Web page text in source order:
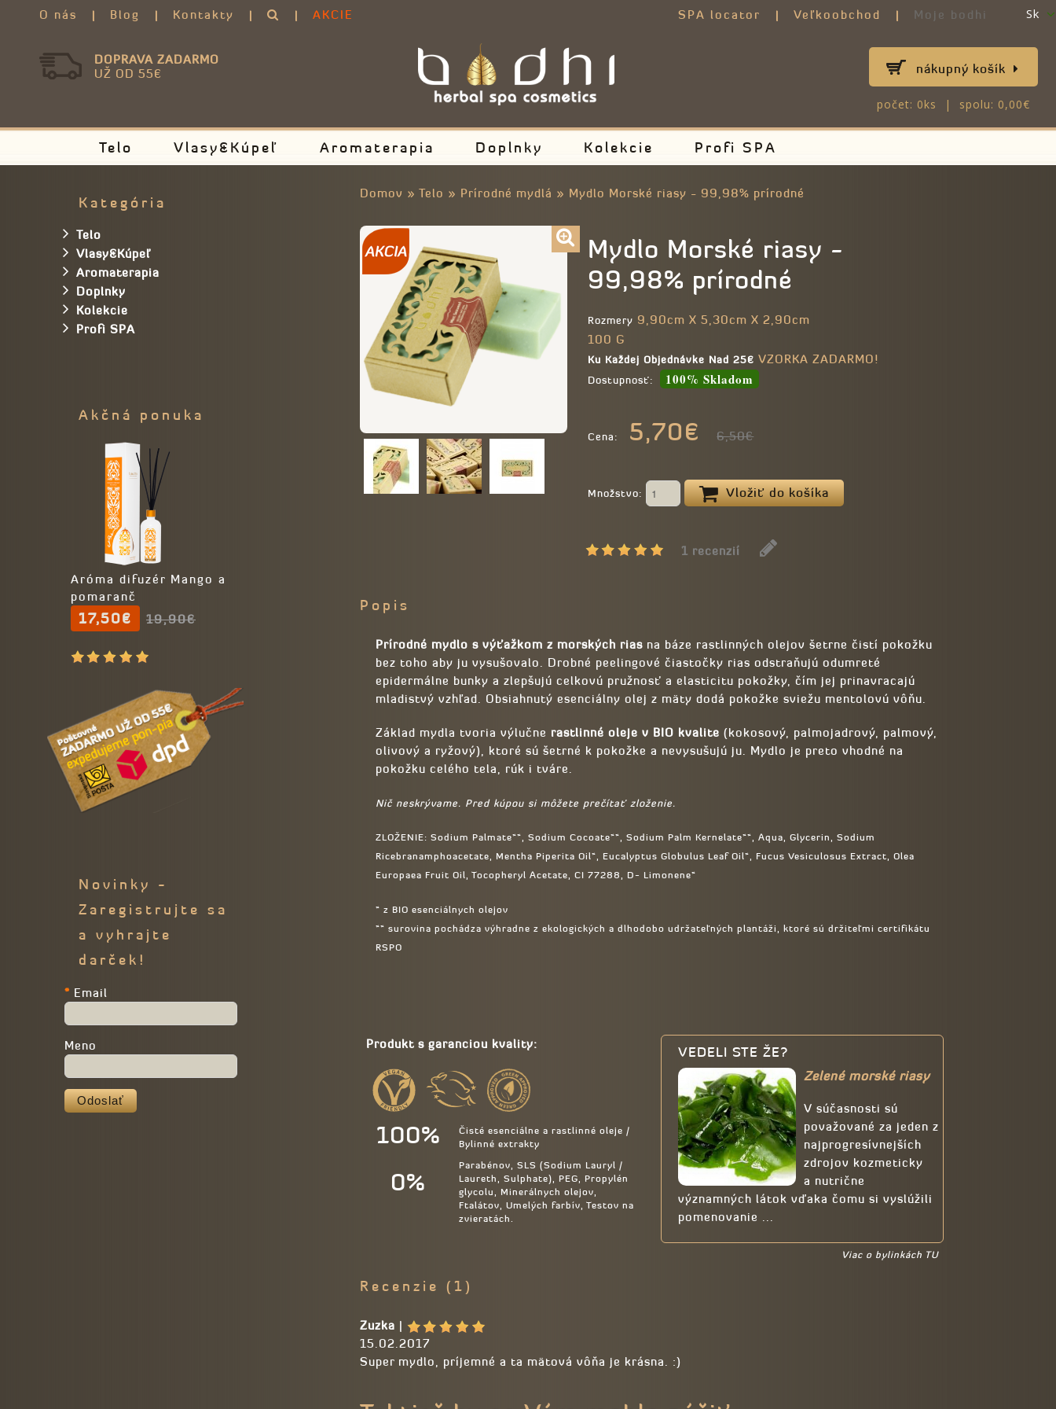
Sk
O nás Blog Kontakty AKCIE SPA locator Veľkoobchod Moje bodhi
DOPRAVA ZADARMO
UŽ OD 55€
nákupný košík
počet: 0ks | spolu: 0,00€
Telo Vlasy&Kúpeľ Aromaterapia Doplnky Kolekcie Profi SPA
Domov »Telo » Prírodné mydlá » Mydlo Morské riasy - 99,98% prírodné
Mydlo Morské riasy -
99,98% prírodné
Rozmery 9,90cm X 5,30cm X 2,90cm
100 G
Ku Každej Objednávke Nad 25€VZORKA ZADARMO!
Dostupnosť: 100% Skladom
Cena: 5,70€ 6,50€
Množstvo: Vložiť do košíka
1 recenzií
Popis
Prírodné mydlo s výťažkom z morských rias na báze rastlinných olejov šetrne čistí pokožku
bez toho aby ju vysušovalo. Drobné peelingové čiastočky rias odstraňujú odumreté
epidermálne bunky a zlepšujú celkovú pružnosť a elasticitu pokožky, čím jej prinavracajú
mladistvý vzhľad. Obsiahnutý esenciálny olej z mäty dodá pokožke sviežu mentolovú vôňu.
Základ mydla tvoria výlučne rastlinné oleje v BIO kvalite (kokosový, palmojadrový, palmový,
olivový a ryžový), ktoré sú šetrné k pokožke a nevysušujú ju. Mydlo je preto vhodné na
pokožku celého tela, rúk i tváre.
Nič neskrývame. Pred kúpou si môžete prečítať zloženie.
ZLOŽENIE: Sodium Palmate**, Sodium Cocoate**, Sodium Palm Kernelate**, Aqua, Glycerin, Sodium
Ricebranamphoacetate, Mentha Piperita Oil*, Eucalyptus Globulus Leaf Oil*, Fucus Vesiculosus Extract, Olea
Europaea Fruit Oil, Tocopheryl Acetate, CI 77288, D- Limonene*
* z BIO esenciálnych olejov
** surovina pochádza výhradne z ekologických a dlhodobo udržateľných plantáži, ktoré sú držiteľmi certifikátu
RSPO
Produkt s garanciou kvality:
100%
Čisté esenciálne a rastlinné oleje /
Bylinné extrakty
0%
Parabénov, SLS (Sodium Lauryl /
Laureth, Sulphate), PEG, Propylén
glycolu, Minerálnych olejov,
Ftalátov, Umelých farbív, Testov na
zvieratách.
VEDELI STE ŽE?
Zelené morské riasy
V súčasnosti sú
považované za jeden z
najprogresívnejších
zdrojov kozmeticky
a nutrične
významných látok vďaka čomu si vyslúžili
pomenovanie ...
Viac o bylinkách TU
Recenzie (1)
Zuzka |
15.02.2017
Super mydlo, príjemné a ta mätová vôňa je krásna. :)
Kategória
Telo
Vlasy&Kúpeľ
Aromaterapia
Doplnky
Kolekcie
Profi SPA
Akčná ponuka
Aróma difuzér Mango a
pomaranč
17,50€ 19,90€
Novinky -
Zaregistrujte sa
a vyhrajte
darček!
* Email
Meno
Odoslať